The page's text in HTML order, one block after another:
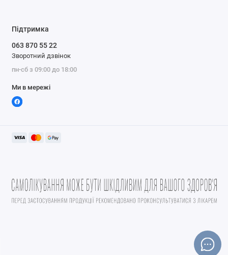
Підтримка
063 870 55 22
Зворотний дзвінок
пн-сб з 09:00 до 18:00
Ми в мережі